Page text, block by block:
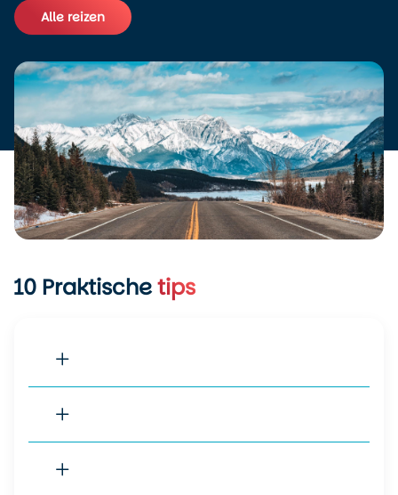
Alle reizen
10 Praktischetips